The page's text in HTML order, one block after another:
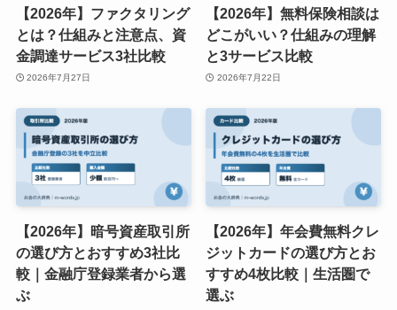
【2026年】ファクタリング
とは？仕組みと注意点、資
金調達サービス3社比較
2026年7月27日
【2026年】無料保険相談は
どこがいい？仕組みの理解
と3サービス比較
2026年7月22日
【2026年】暗号資産取引所
の選び方とおすすめ3社比
較｜金融庁登録業者から選
ぶ
【2026年】年会費無料クレ
ジットカードの選び方とお
すすめ4枚比較｜生活圏で
選ぶ